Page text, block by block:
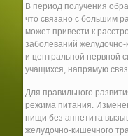
В период получения
что связано с большим
может привести к
заболеваний
и центральной нервной
учащихся, напрямую
Для правильного
режима питания.
пищи без аппетита
желудочно-кишечного